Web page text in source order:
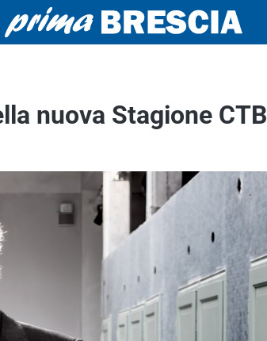
nuova Stagione CTB